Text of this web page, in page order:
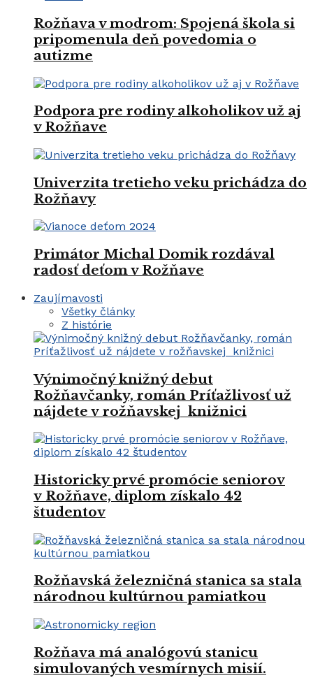
Rožňava v modrom: Spojená škola si
pripomenula deň povedomia o
autizme
Podpora pre rodiny alkoholikov už aj
v Rožňave
Univerzita tretieho veku prichádza do
Rožňavy
Primátor Michal Domik rozdával
radosť deťom v Rožňave
Zaujímavosti
Všetky články
Z histórie
Výnimočný knižný debut
Rožňavčanky, román Príťažlivosť už
nájdete v rožňavskej knižnici
Historicky prvé promócie seniorov
v Rožňave, diplom získalo 42
študentov
Rožňavská železničná stanica sa stala
národnou kultúrnou pamiatkou
Rožňava má analógovú stanicu
simulovaných vesmírnych misií.